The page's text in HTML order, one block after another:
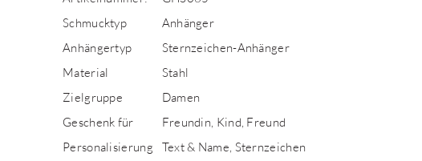
Schmucktyp
Anhänger
Anhängertyp
Sternzeichen-Anhänger
Material
Stahl
Zielgruppe
Damen
Geschenk für
Freundin, Kind, Freund
Personalisierung
Text & Name, Sternzeichen